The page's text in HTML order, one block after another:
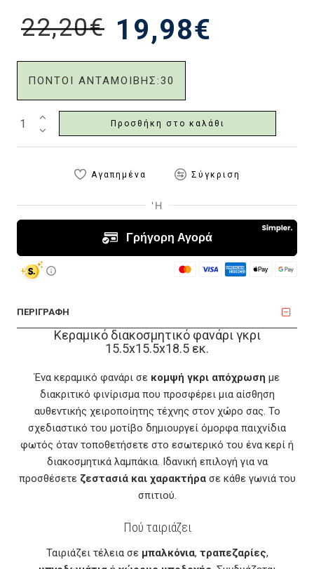
19,98€
22,20€
ΠΟΝΤΟΙ ΑΝΤΑΜΟΙΒΗΣ:30
Προσθήκη στο καλάθι
Αγαπημένα Σύγκριση
ΠΕΡΙΓΡΑΦΗ
Κεραμικό διακοσμητικό φανάρι γκρι
15.5x15.5x18.5 εκ.
Ένα κεραμικό φανάρι σε κομψή γκρι απόχρωση με
διακριτικό φινίρισμα που προσφέρει μια αίσθηση
αυθεντικής χειροποίητης τέχνης στον χώρο σας. Το
σχεδιαστικό του μοτίβο δημιουργεί όμορφα παιχνίδια
φωτός όταν τοποθετήσετε στο εσωτερικό του ένα κερί ή
διακοσμητικά λαμπάκια. Ιδανική επιλογή για να
προσθέσετε ζεστασιά και χαρακτήρασε κάθε γωνιά του
σπιτιού.
Πού ταιριάζει
Ταιριάζει τέλεια σε μπαλκόνια, τραπεζαρίες,